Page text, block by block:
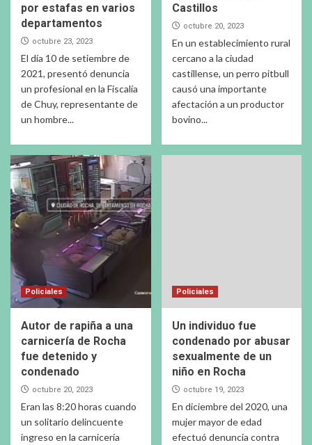
por estafas en varios
departamentos
octubre 23, 2023
El día 10 de setiembre de
2021, presentó denuncia
un profesional en la Fiscalía
de Chuy, representante de
un hombre...
Castillos
octubre 20, 2023
En un establecimiento rural
cercano a la ciudad
castillense, un perro pitbull
causó una importante
afectación a un productor
bovino...
Policiales
Autor de rapiña a una
carnicería de Rocha
fue detenido y
condenado
octubre 20, 2023
Eran las 8:20 horas cuando
un solitario delincuente
ingreso en la carnicería
Policiales
Un individuo fue
condenado por abusar
sexualmente de un
niño en Rocha
octubre 19, 2023
En diciembre del 2020, una
mujer mayor de edad
efectuó denuncia contra